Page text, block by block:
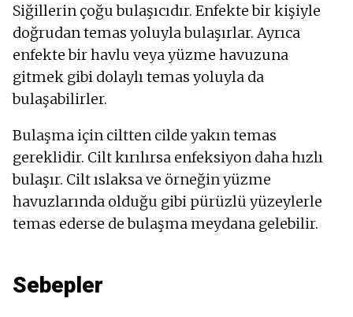
Siğillerin çoğu bulaşıcıdır. Enfekte bir kişiyle
doğrudan temas yoluyla bulaşırlar. Ayrıca
enfekte bir havlu veya yüzme havuzuna
gitmek gibi dolaylı temas yoluyla da
bulaşabilirler.
Bulaşma için ciltten cilde yakın temas
gereklidir. Cilt kırılırsa enfeksiyon daha hızlı
bulaşır. Cilt ıslaksa ve örneğin yüzme
havuzlarında olduğu gibi pürüzlü yüzeylerle
temas ederse de bulaşma meydana gelebilir.
Sebepler